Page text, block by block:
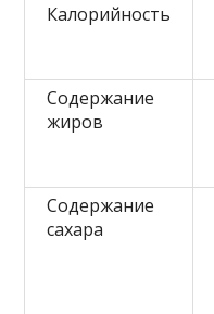
Калорийность
Содержание
жиров
Содержание
сахара